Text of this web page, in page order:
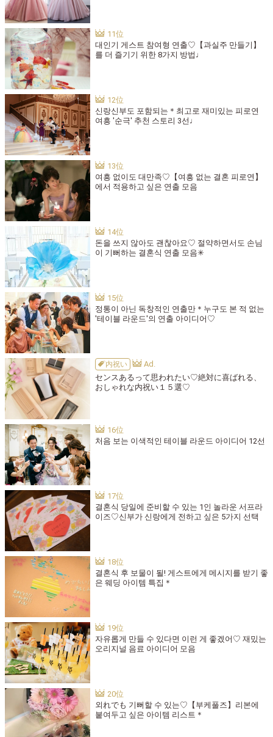
대인기 게스트 참여형 연출♡【과실주 만들기】
를 더 즐기기 위한 8가지 방법♩
신랑신부도 포함되는＊최고로 재미있는 피로연
여흥 '순극' 추천 스토리 3선♩
여흥 없이도 대만족♡【여흥 없는 결혼 피로연】
에서 적용하고 싶은 연출 모음
돈을 쓰지 않아도 괜찮아요♡ 절약하면서도 손님
이 기뻐하는 결혼식 연출 모음✳︎
정통이 아닌 독창적인 연출만＊누구도 본 적 없는
'테이블 라운드'의 연출 아이디어♡
内祝い
センスあるって思われたい♡絶対に喜ばれる、
おしゃれな内祝い１５選♡
처음 보는 이색적인 테이블 라운드 아이디어 12선
결혼식 당일에 준비할 수 있는 1인 놀라운 서프라
이즈♡신부가 신랑에게 전하고 싶은 5가지 선택
결혼식 후 보물이 될! 게스트에게 메시지를 받기 좋
은 웨딩 아이템 특집＊
자유롭게 만들 수 있다면 이런 게 좋겠어♡ 재밌는
오리지널 음료 아이디어 모음
외れでも 기뻐할 수 있는♡【부케풀즈】리본에
붙여두고 싶은 아이템 리스트＊